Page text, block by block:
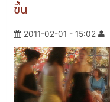
ขึ้น
2011-02-01 - 15:02